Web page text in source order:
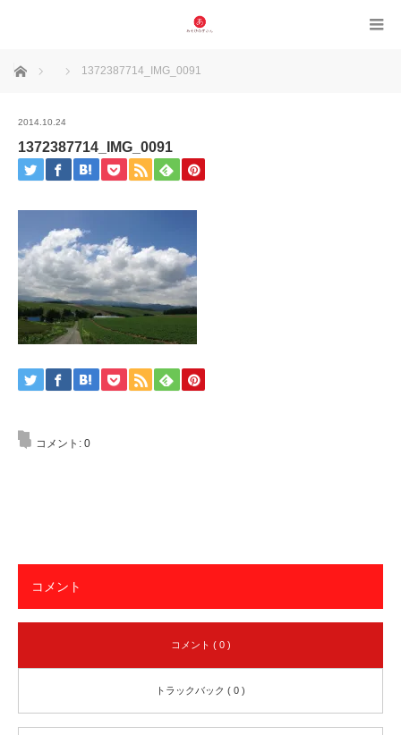
ホーム 1372387714_IMG_0091
2014.10.24
1372387714_IMG_0091
コメント: 0
コメント
コメント ( 0 )
トラックバック ( 0 )